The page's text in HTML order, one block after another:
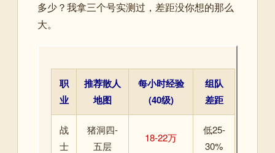
多少？我拿三个号实测过，差距没你想的那么
大。
职
业
推荐散人
地图
每小时经验
(40级)
组队
差距
战
士
猪洞四-
五层
18-22万
低25-
30%